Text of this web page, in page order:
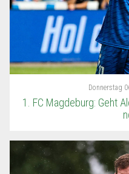
Donnerstag
1. FC Magdeburg: Geht